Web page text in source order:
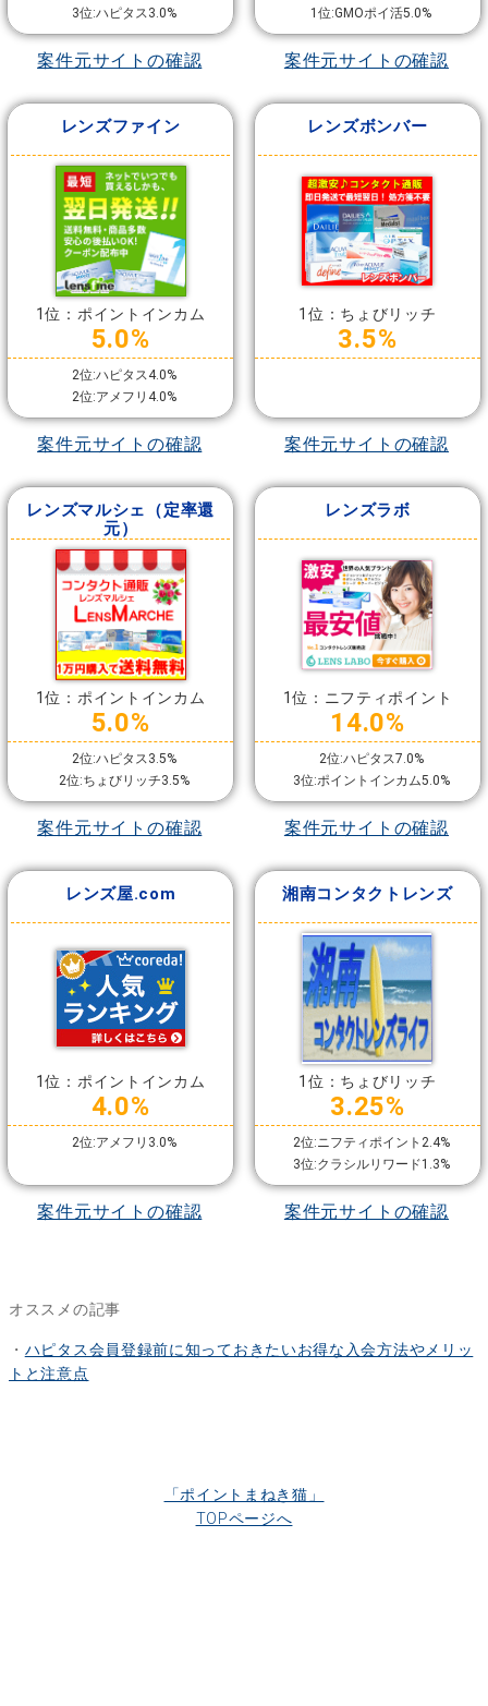
3位:ハピタス3.0%
案件元サイトの確認
1位:GMOポイ活5.0%
案件元サイトの確認
レンズファイン
1位：ポイントインカム
5.0%
2位:ハピタス4.0%
2位:アメフリ4.0%
案件元サイトの確認
レンズボンバー
1位：ちょびリッチ
3.5%
案件元サイトの確認
レンズマルシェ（定率還
元）
1位：ポイントインカム
5.0%
2位:ハピタス3.5%
2位:ちょびリッチ3.5%
案件元サイトの確認
レンズラボ
1位：ニフティポイント
14.0%
2位:ハピタス7.0%
3位:ポイントインカム5.0%
案件元サイトの確認
レンズ屋.com
1位：ポイントインカム
4.0%
2位:アメフリ3.0%
案件元サイトの確認
湘南コンタクトレンズ
1位：ちょびリッチ
3.25%
2位:ニフティポイント2.4%
3位:クラシルリワード1.3%
案件元サイトの確認
オススメの記事
・ ハピタス会員登録前に知っておきたいお得な入会方法やメリッ
トと注意点
「ポイントまねき猫」
TOPページへ